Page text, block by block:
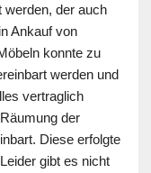
werden, der auch
Ankauf von
konnte zu
werden und
vertraglich
der
Diese erfolgte
gibt es nicht